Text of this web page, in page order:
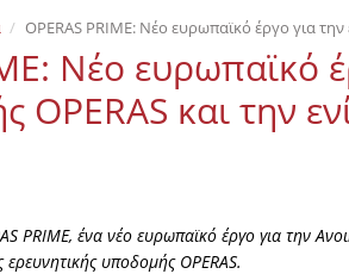
OPERAS PRIME: Νέο ευρωπαϊκό έργο για
Νέο ευρωπαϊκό
OPERAS και την
PRIME, ένα νέο ευρωπαϊκό έργο για την
ερευνητικής υποδομής OPERAS.